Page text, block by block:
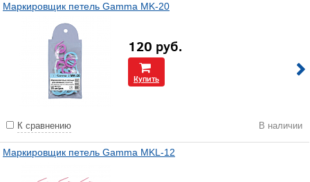
Маркировщик петель Gamma MK-20
120 руб.
Купить
К сравнению В наличии
Маркировщик петель Gamma MKL-12